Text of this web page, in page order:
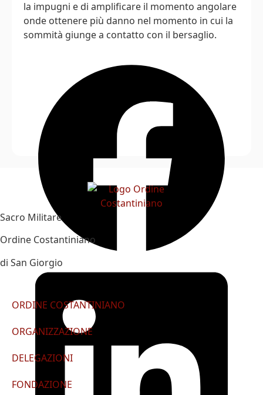
la impugni e di amplificare il momento angolare
onde ottenere più danno nel momento in cui la
sommità giunge a contatto con il bersaglio.
Sacro Militare
Ordine Costantiniano
di San Giorgio
ORDINE COSTANTINIANO
ORGANIZZAZIONE
DELEGAZIONI
FONDAZIONE